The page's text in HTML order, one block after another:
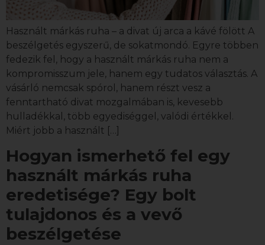
Használt márkás ruha – a divat új arca a kávé fölött A
beszélgetés egyszerű, de sokatmondó. Egyre többen
fedezik fel, hogy a használt márkás ruha nem a
kompromisszum jele, hanem egy tudatos választás. A
vásárló nemcsak spórol, hanem részt vesz a
fenntartható divat mozgalmában is, kevesebb
hulladékkal, több egyediséggel, valódi értékkel.
Miért jobb a használt […]
Hogyan ismerhető fel egy
használt márkás ruha
eredetisége? Egy bolt
tulajdonos és a vevő
beszélgetése